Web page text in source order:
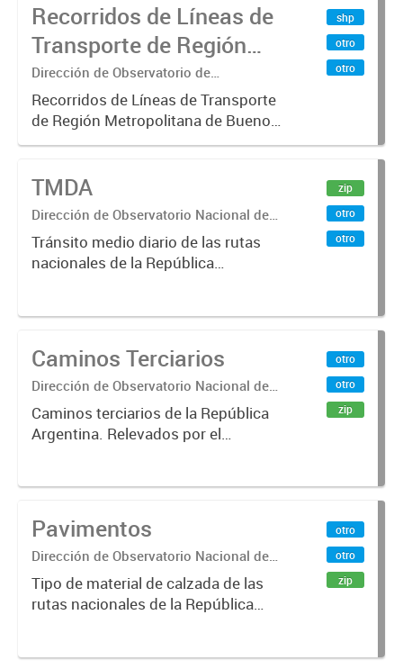
01/01/2013 hasta 30/06/2019 para
líneas de transporte urbano...
Recorridos de Líneas de
Transporte de Región
Metropolitana de
Buenos Aires (RMBA)
Dirección de Observatorio de
Transporte, Estudio y Sistemas
Recorridos de Líneas de Transporte
de Región Metropolitana de Buenos
Aires (RMBA).-
shp
otro
otro
TMDA
Dirección de Observatorio Nacional de
Transporte
Tránsito medio diario de las rutas
nacionales de la República
2017.
zip
otro
otro
Caminos Terciarios
Dirección de Observatorio Nacional de
Transporte
Caminos terciarios de la República
Argentina. Relevados por el
otro
otro
zip
Pavimentos
Dirección de Observatorio Nacional de
Transporte
Tipo de material de calzada de las
rutas nacionales de la República
otro
otro
zip